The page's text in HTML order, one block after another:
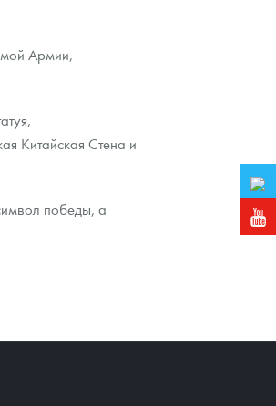
Армии,
Китайская Стена и
победы, а